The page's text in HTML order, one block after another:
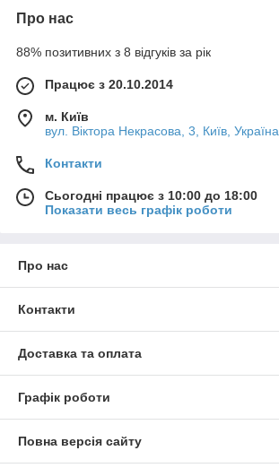
Про нас
88% позитивних з 8 відгуків за рік
Працює з 20.10.2014
м. Київ
вул. Вiктора Некрасова, 3, Київ, Україна
Контакти
Сьогодні працює з 10:00 до 18:00
Показати весь графік роботи
Про нас
Контакти
Доставка та оплата
Графік роботи
Повна версія сайту